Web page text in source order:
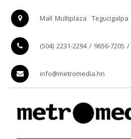
Mall Multiplaza Tegucigalpa
(504) 2231-2294 / 9656-7205 /
info@metromedia.hn